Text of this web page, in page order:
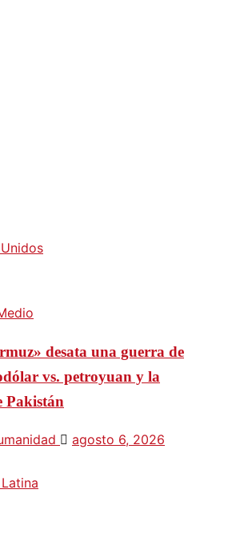
desata una guerra de
vs. petroyuan y la
Pakistán
agosto 6, 2026